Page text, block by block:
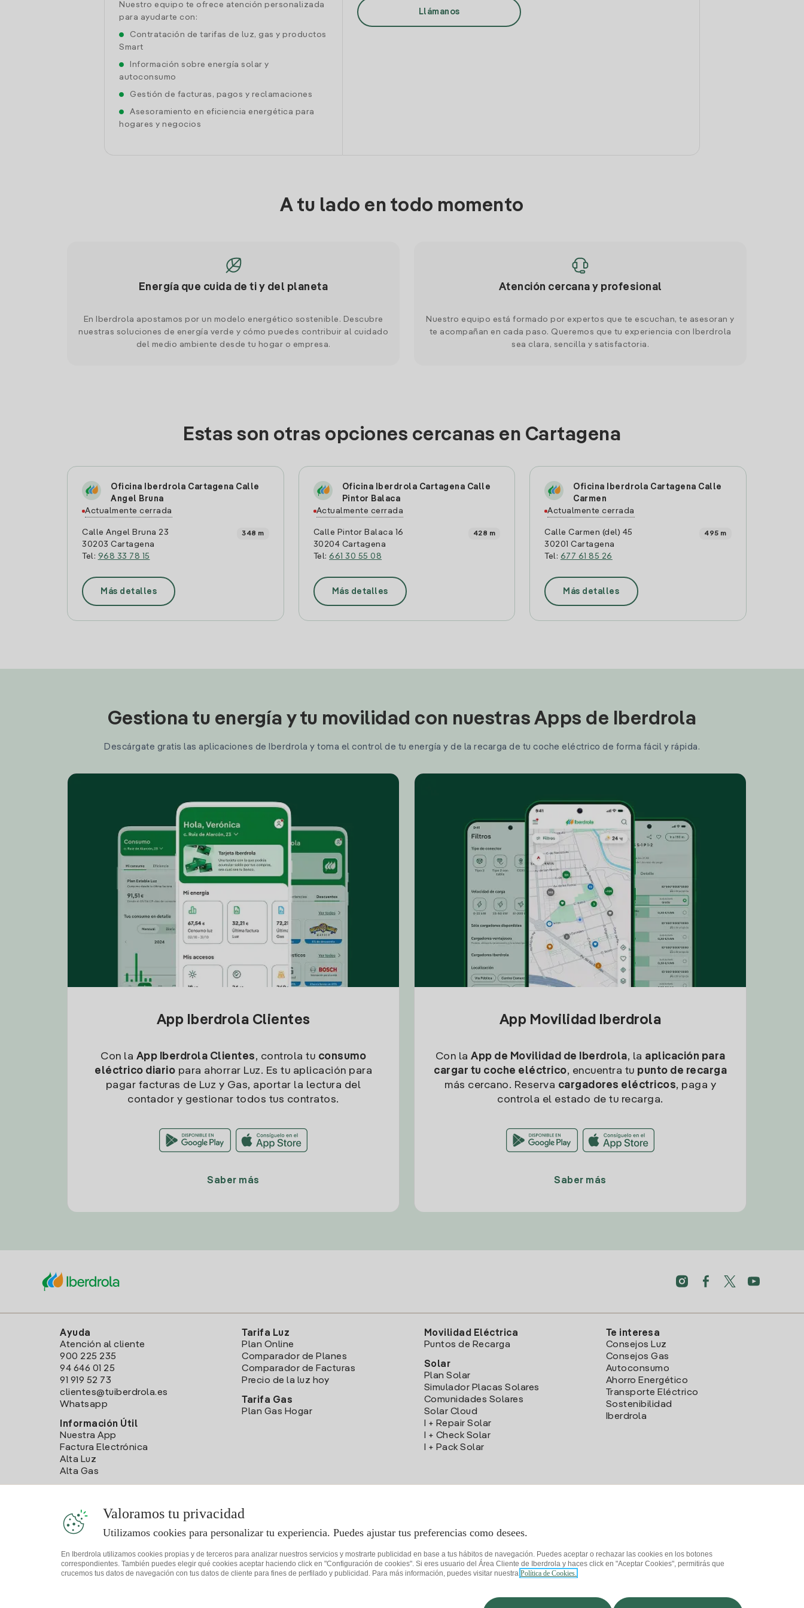
Nuestro equipo te ofrece atención personalizada
para ayudarte con:
Contratación de tarifas de luz, gas y productos
Smart
Información sobre energía solar y
autoconsumo
Gestión de facturas, pagos y reclamaciones
Asesoramiento en eficiencia energética para
hogares y negocios
Llámanos
A tu lado en todo momento
Energía que cuida de ti y del planeta
En Iberdrola apostamos por un modelo energético sostenible. Descubre
nuestras soluciones de energía verde y cómo puedes contribuir al cuidado
del medio ambiente desde tu hogar o empresa.
Atención cercana y profesional
Nuestro equipo está formado por expertos que te escuchan, te asesoran y
te acompañan en cada paso. Queremos que tu experiencia con Iberdrola
sea clara, sencilla y satisfactoria.
Estas son otras opciones cercanas en Cartagena
Oficina Iberdrola Cartagena Calle
Angel Bruna
Actualmente cerrada
Calle Angel Bruna 23
30203 Cartagena
Tel: 968 33 78 15
348 m
Más detalles
Oficina Iberdrola Cartagena Calle
Pintor Balaca
Actualmente cerrada
Calle Pintor Balaca 16
30204 Cartagena
Tel:661 30 55 08
428 m
Más detalles
Oficina Iberdrola Cartagena Calle
Carmen
Actualmente cerrada
Calle Carmen (del) 45
30201 Cartagena
Tel: 677 61 85 26
495 m
Más detalles
Gestiona tu energía y tu movilidad con nuestras Apps de Iberdrola
Descárgate gratis las aplicaciones de Iberdrola y toma el control de tu energía y de la recarga de tu coche eléctrico de forma fácil y rápida.
App Iberdrola Clientes
Con la App Iberdrola Clientes, controla tu consumo
eléctrico diario para ahorrar Luz. Es tu aplicación para
pagar facturas de Luz y Gas, aportar la lectura del
contador y gestionar todos tus contratos.
Saber más
App Movilidad Iberdrola
Con la App de Movilidad de Iberdrola, la aplicación para
cargar tu coche eléctrico, encuentra tu punto de recarga
más cercano. Reserva cargadores eléctricos, paga y
controla el estado de tu recarga.
Saber más
Ayuda
Atención al cliente
900 225 235
94 646 01 25
91 919 52 73
clientes@tuiberdrola.es
Whatsapp
Información Útil
Nuestra App
Factura Electrónica
Alta Luz
Alta Gas
Tarifa Luz
Plan Online
Comparador de Planes
Comparador de Facturas
Precio de la luz hoy
Tarifa Gas
Plan Gas Hogar
Movilidad Eléctrica
Puntos de Recarga
Solar
Plan Solar
Simulador Placas Solares
Comunidades Solares
Solar Cloud
I + Repair Solar
I + Check Solar
I + Pack Solar
Te interesa
Consejos Luz
Consejos Gas
Autoconsumo
Ahorro Energético
Transporte Eléctrico
Sostenibilidad
Iberdrola
Valoramos tu privacidad
Utilizamos cookies para personalizar tu experiencia. Puedes ajustar tus preferencias como desees.
En Iberdrola utilizamos cookies propias y de terceros para analizar nuestros servicios y mostrarte publicidad en base a tus hábitos de navegación. Puedes aceptar o rechazar las cookies en los botones
correspondientes. También puedes elegir qué cookies aceptar haciendo click en "Configuración de cookies". Si eres usuario del Área Cliente de Iberdrola y haces click en "Aceptar Cookies", permitirás que
crucemos tus datos de navegación con tus datos de cliente para fines de perfilado y publicidad. Para más información, puedes visitar nuestra Política de Cookies.